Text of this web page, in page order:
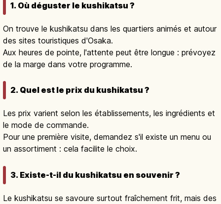
1. Où déguster le kushikatsu ?
On trouve le kushikatsu dans les quartiers animés et autour
des sites touristiques d'Osaka.
Aux heures de pointe, l'attente peut être longue : prévoyez
de la marge dans votre programme.
2. Quel est le prix du kushikatsu ?
Les prix varient selon les établissements, les ingrédients et
le mode de commande.
Pour une première visite, demandez s'il existe un menu ou
un assortiment : cela facilite le choix.
3. Existe-t-il du kushikatsu en souvenir ?
Le kushikatsu se savoure surtout fraîchement frit, mais des